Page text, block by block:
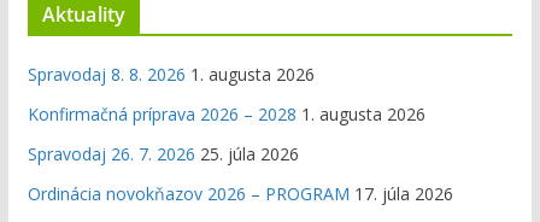
Aktuality
Spravodaj 8. 8. 2026 1. augusta 2026
Konfirmačná príprava 2026 – 2028 1. augusta 2026
Spravodaj 26. 7. 2026 25. júla 2026
Ordinácia novokňazov 2026 – PROGRAM 17. júla 2026